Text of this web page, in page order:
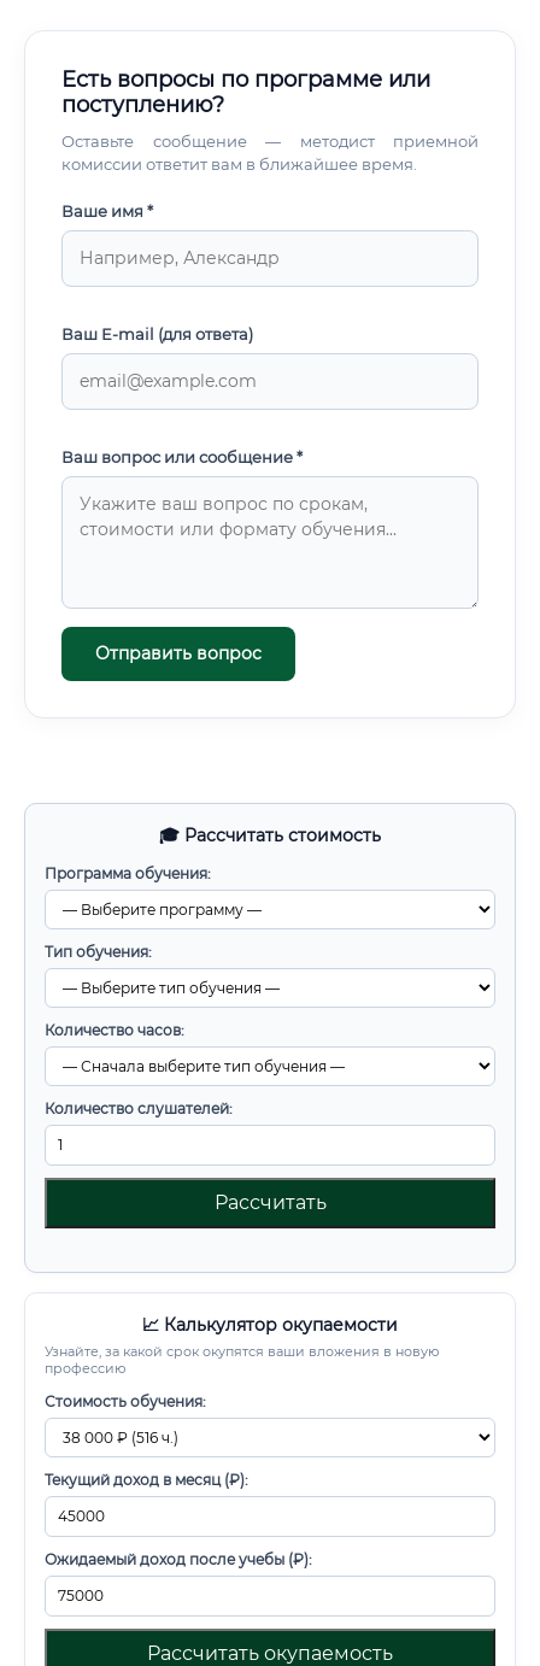
🎓 Рассчитать стоимость
Программа обучения:
Тип обучения:
Количество часов:
Количество слушателей:
Рассчитать
📈 Калькулятор окупаемости
Узнайте, за какой срок окупятся ваши вложения в новую
профессию
Стоимость обучения:
Текущий доход в месяц (₽):
Ожидаемый доход после учебы (₽):
Рассчитать окупаемость
Есть вопросы по программе или
поступлению?
Оставьте сообщение — методист приемной
комиссии ответит вам в ближайшее время.
Ваше имя *
Ваш E-mail (для ответа)
Ваш вопрос или сообщение *
Отправить вопрос